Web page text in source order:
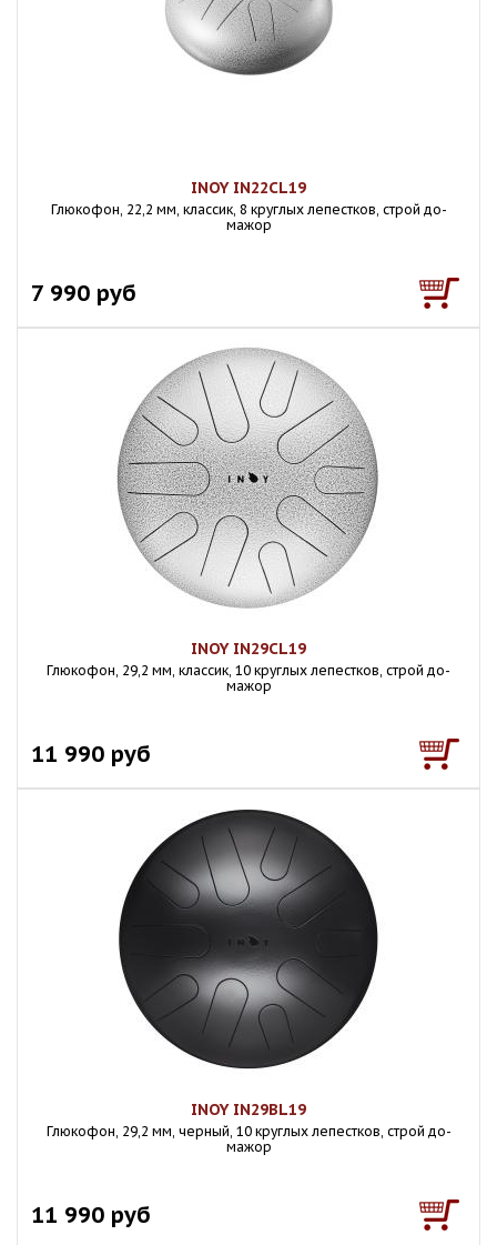
INOY IN22CL19
Глюкофон, 22,2 мм, классик, 8 круглых лепестков, строй до-
мажор
7 990 руб
INOY IN29CL19
Глюкофон, 29,2 мм, классик, 10 круглых лепестков, строй до-
мажор
11 990 руб
INOY IN29BL19
Глюкофон, 29,2 мм, черный, 10 круглых лепестков, строй до-
мажор
11 990 руб